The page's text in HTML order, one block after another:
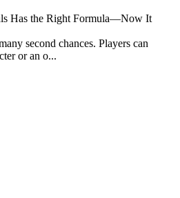
Has the Right Formula—Now It
second chances. Players can
or an o...